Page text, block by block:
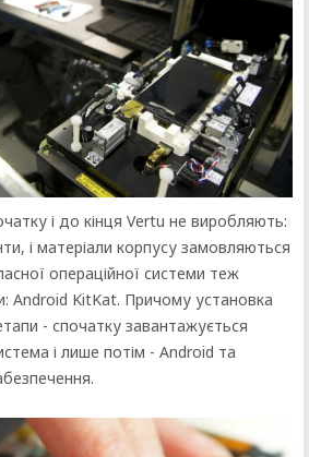
і до кінця Vertu не виробляють:
і матеріали корпусу замовляються
операційної системи теж
Android KitKat. Причому установка
- спочатку завантажується
і лише потім - Android та